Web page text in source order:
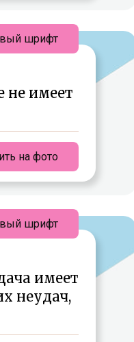
не имеет
на фото
шрифт
имеет
неудач,
шрифт